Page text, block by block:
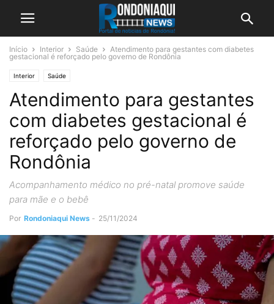
Início Interior Saúde
Atendimento para gestantes com diabetes
gestacional é reforçado pelo governo de Rondônia
Interior Saúde
Atendimento para gestantes
com diabetes gestacional é
reforçado pelo governo de
Rondônia
Acompanhamento médico no pré-natal promove saúde
para mãe e o bebê
Por Rondoniaqui News - 25/11/2024